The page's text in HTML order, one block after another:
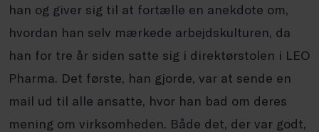
han og giver sig til at fortælle en anekdote om,
hvordan han selv mærkede arbejdskulturen, da
han for tre år siden satte sig i direktørstolen i LEO
Pharma. Det første, han gjorde, var at sende en
mail ud til alle ansatte, hvor han bad om deres
mening om virksomheden. Både det, der var godt,